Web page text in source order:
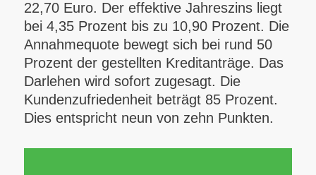
22,70 Euro. Der effektive Jahreszins liegt
bei 4,35 Prozent bis zu 10,90 Prozent. Die
Annahmequote bewegt sich bei rund 50
Prozent der gestellten Kreditanträge. Das
Darlehen wird sofort zugesagt. Die
Kundenzufriedenheit beträgt 85 Prozent.
Dies entspricht neun von zehn Punkten.